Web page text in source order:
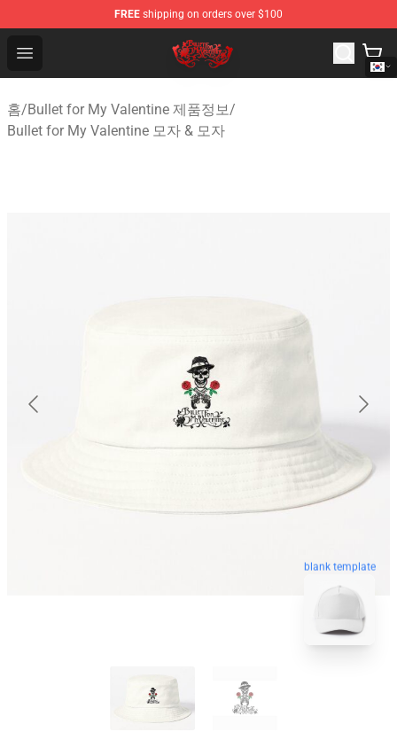
FREE shipping on orders over $100
Open menu
Bullet for My Valentine Store - Official Bullet for My
홈/Bullet for My Valentine 제품정보/
Bullet for My Valentine 모자 & 모자
blank template